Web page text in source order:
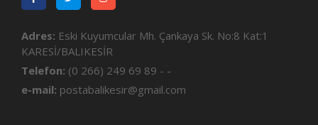
Adres: Eski Kuyumcular Mh. Çankaya Sk. No:8 Kat:1
KARESİ/BALIKESİR
Telefon: (0 266) 249 69 89 - -
e-mail: postabalikesir@gmail.com